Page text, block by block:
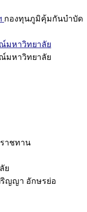
กองทุนภูมิคุ้มกันบำบัด
มหาวิทยาลัย
มหาวิทยาลัย
าชทาน
ย
ญญา อักษรย่อ